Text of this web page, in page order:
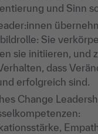
und Sinn
Sie
sie initiieren, und
dass
erfolgreich sind.
Change